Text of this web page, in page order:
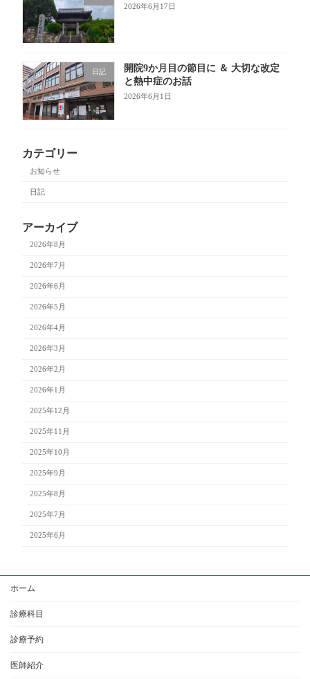
2026年6月17日
日記
開院9か月目の節目に ＆ 大切な改定
と熱中症のお話
2026年6月1日
カテゴリー
お知らせ
日記
アーカイブ
2026年8月
2026年7月
2026年6月
2026年5月
2026年4月
2026年3月
2026年2月
2026年1月
2025年12月
2025年11月
2025年10月
2025年9月
2025年8月
2025年7月
2025年6月
ホーム
診療科目
診療予約
医師紹介